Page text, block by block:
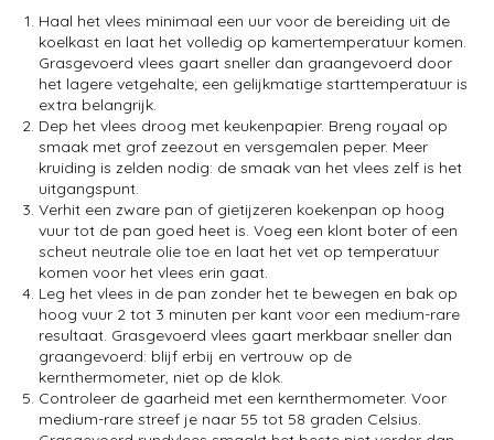
Haal het vlees minimaal een uur voor de bereiding uit de
koelkast en laat het volledig op kamertemperatuur komen.
Grasgevoerd vlees gaart sneller dan graangevoerd door
het lagere vetgehalte; een gelijkmatige starttemperatuur is
extra belangrijk.
Dep het vlees droog met keukenpapier. Breng royaal op
smaak met grof zeezout en versgemalen peper. Meer
kruiding is zelden nodig: de smaak van het vlees zelf is het
uitgangspunt.
Verhit een zware pan of gietijzeren koekenpan op hoog
vuur tot de pan goed heet is. Voeg een klont boter of een
scheut neutrale olie toe en laat het vet op temperatuur
komen voor het vlees erin gaat.
Leg het vlees in de pan zonder het te bewegen en bak op
hoog vuur 2 tot 3 minuten per kant voor een medium-rare
resultaat. Grasgevoerd vlees gaart merkbaar sneller dan
graangevoerd: blijf erbij en vertrouw op de
kernthermometer, niet op de klok.
Controleer de gaarheid met een kernthermometer. Voor
medium-rare streef je naar 55 tot 58 graden Celsius.